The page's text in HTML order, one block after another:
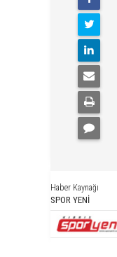
Haber Kaynağı
SPOR YENİ